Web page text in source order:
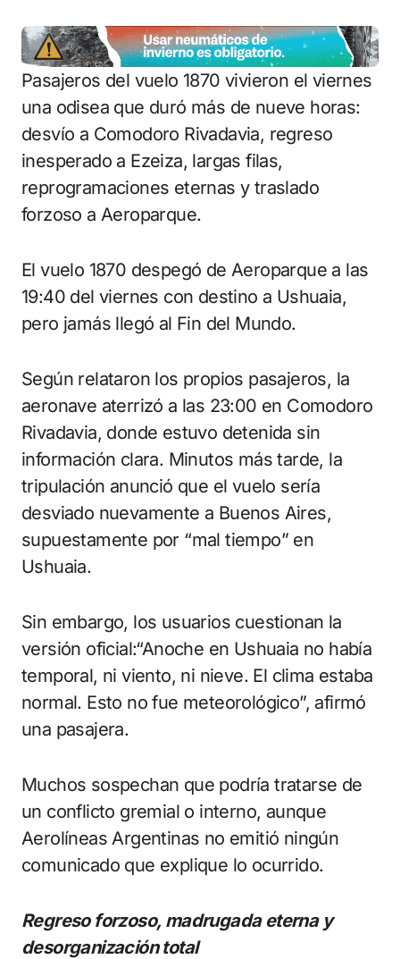
Pasajeros del vuelo 1870 vivieron el viernes
una odisea que duró más de nueve horas:
desvío a Comodoro Rivadavia, regreso
inesperado a Ezeiza, largas filas,
reprogramaciones eternas y traslado
forzoso a Aeroparque.
El vuelo 1870 despegó de Aeroparque a las
19:40 del viernes con destino a Ushuaia,
pero jamás llegó al Fin del Mundo.
Según relataron los propios pasajeros, la
aeronave aterrizó a las 23:00 en Comodoro
Rivadavia, donde estuvo detenida sin
información clara. Minutos más tarde, la
tripulación anunció que el vuelo sería
desviado nuevamente a Buenos Aires,
supuestamente por “mal tiempo” en
Ushuaia.
Sin embargo, los usuarios cuestionan la
versión oficial:“Anoche en Ushuaia no había
temporal, ni viento, ni nieve. El clima estaba
normal. Esto no fue meteorológico”, afirmó
una pasajera.
Muchos sospechan que podría tratarse de
un conflicto gremial o interno, aunque
Aerolíneas Argentinas no emitió ningún
comunicado que explique lo ocurrido.
Regreso forzoso, madrugada eterna y
desorganización total